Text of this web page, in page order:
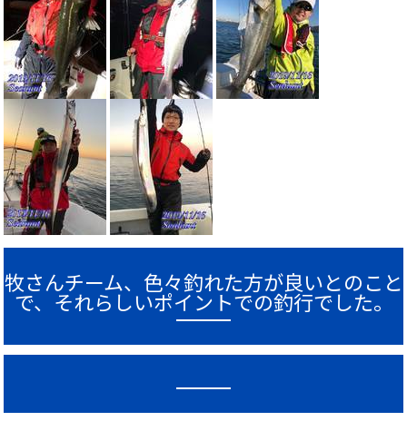
牧さんチーム、色々釣れた方が良いとのこと
で、それらしいポイントでの釣行でした。